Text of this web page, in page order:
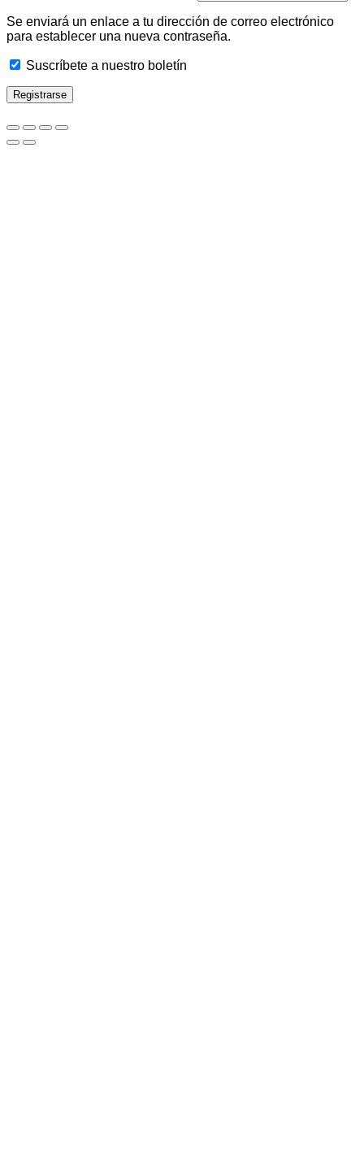
Se enviará un enlace a tu dirección de correo electrónico
para establecer una nueva contraseña.
Suscríbete a nuestro boletín
Registrarse